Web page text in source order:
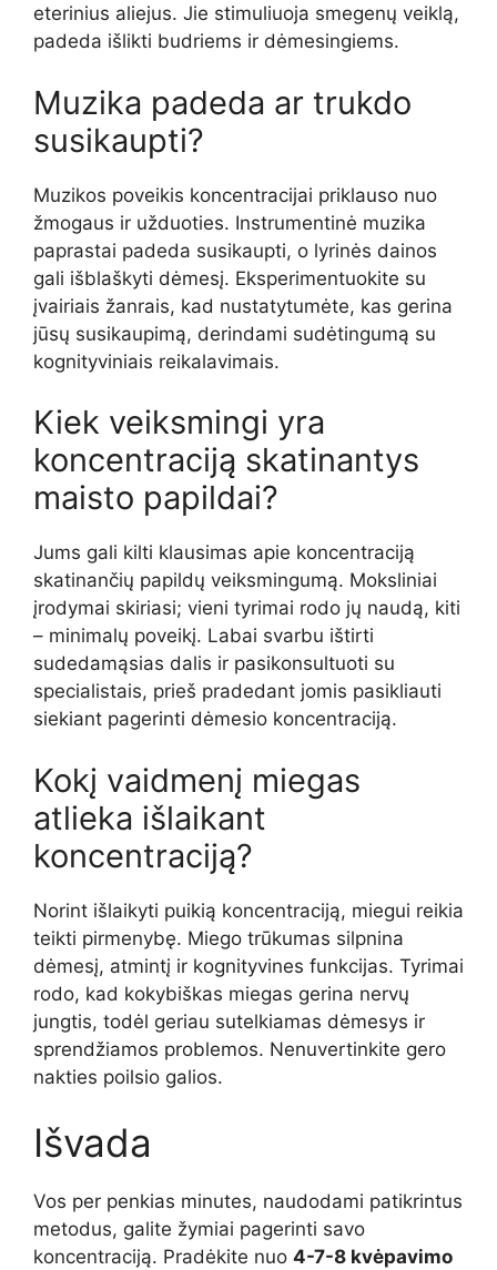
eterinius aliejus. Jie stimuliuoja smegenų veiklą,
padeda išlikti budriems ir dėmesingiems.
Muzika padeda ar trukdo
susikaupti?
Muzikos poveikis koncentracijai priklauso nuo
žmogaus ir užduoties. Instrumentinė muzika
paprastai padeda susikaupti, o lyrinės dainos
gali išblaškyti dėmesį. Eksperimentuokite su
įvairiais žanrais, kad nustatytumėte, kas gerina
jūsų susikaupimą, derindami sudėtingumą su
kognityviniais reikalavimais.
Kiek veiksmingi yra
koncentraciją skatinantys
maisto papildai?
Jums gali kilti klausimas apie koncentraciją
skatinančių papildų veiksmingumą. Moksliniai
įrodymai skiriasi; vieni tyrimai rodo jų naudą, kiti
– minimalų poveikį. Labai svarbu ištirti
sudedamąsias dalis ir pasikonsultuoti su
specialistais, prieš pradedant jomis pasikliauti
siekiant pagerinti dėmesio koncentraciją.
Kokį vaidmenį miegas
atlieka išlaikant
koncentraciją?
Norint išlaikyti puikią koncentraciją, miegui reikia
teikti pirmenybę. Miego trūkumas silpnina
dėmesį, atmintį ir kognityvines funkcijas. Tyrimai
rodo, kad kokybiškas miegas gerina nervų
jungtis, todėl geriau sutelkiamas dėmesys ir
sprendžiamos problemos. Nenuvertinkite gero
nakties poilsio galios.
Išvada
Vos per penkias minutes, naudodami patikrintus
metodus, galite žymiai pagerinti savo
koncentraciją. Pradėkite nuo 4-7-8 kvėpavimo